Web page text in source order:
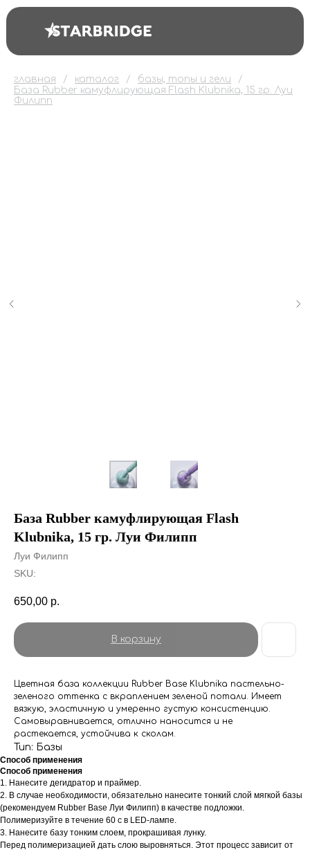
главная каталог
базы, топы и гели
База Rubber камуфлирующая Flash Klubnika, 15 гр. Луи
Филипп
База Rubber камуфлирующая Flash
Klubnika, 15 гр. Луи Филипп
Луи Филипп
SKU:
650,00 р.
В корзину
Цветная база коллекции Rubber Base Klubnika пастельно-
зеленого оттенка с вкраплением зеленой потали. Имеет
вязкую, эластичную и умеренно густую консистенцию.
Самовыравнивается, отлично наносится и не
растекается, устойчива к сколам.
Тип: Базы
Способ применения
Способ применения
1. Нанесите дегидратор и праймер.
2. В случае необходимости, обязательно нанесите тонкий слой мягкой базы
(рекомендуем Rubber Base Луи Филипп) в качестве подложки.
Полимеризуйте в течение 60 с в LED-лампе.
3. Нанесите базу тонким слоем, прокрашивая лунку.
Перед полимеризацией дать слою выровняться. Этот процесс зависит от